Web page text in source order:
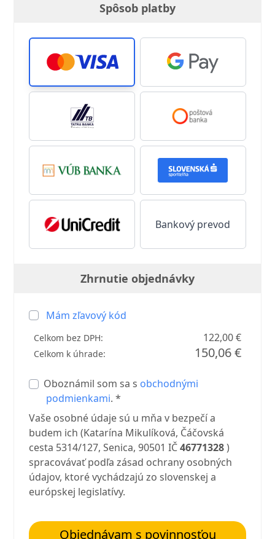
Spôsob platby
Bankový prevod
Zhrnutie objednávky
Mám zľavový kód
Celkom bez DPH: 122,00 €
Celkom k úhrade: 150,06 €
Oboznámil som sa s obchodnými
podmienkami. *
Vaše osobné údaje sú u mňa v bezpečí a
budem ich (Katarína Mikulíková, Čáčovská
cesta 5314/127, Senica, 90501 IČ46771328)
spracovávať podľa zásad ochrany osobných
údajov, ktoré vychádzajú zo slovenskej a
európskej legislatívy.
Objednávam s povinnosťou